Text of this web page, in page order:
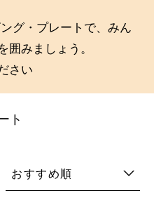
グ・プレートで、みん
みましょう。
さい
ト
おすすめ順